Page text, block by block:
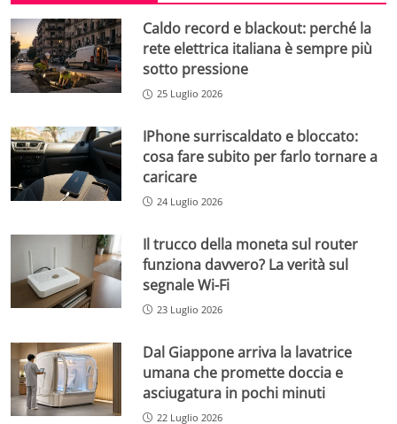
Caldo record e blackout: perché la
rete elettrica italiana è sempre più
sotto pressione
25 Luglio 2026
IPhone surriscaldato e bloccato:
cosa fare subito per farlo tornare a
caricare
24 Luglio 2026
Il trucco della moneta sul router
funziona davvero? La verità sul
segnale Wi-Fi
23 Luglio 2026
Dal Giappone arriva la lavatrice
umana che promette doccia e
asciugatura in pochi minuti
22 Luglio 2026